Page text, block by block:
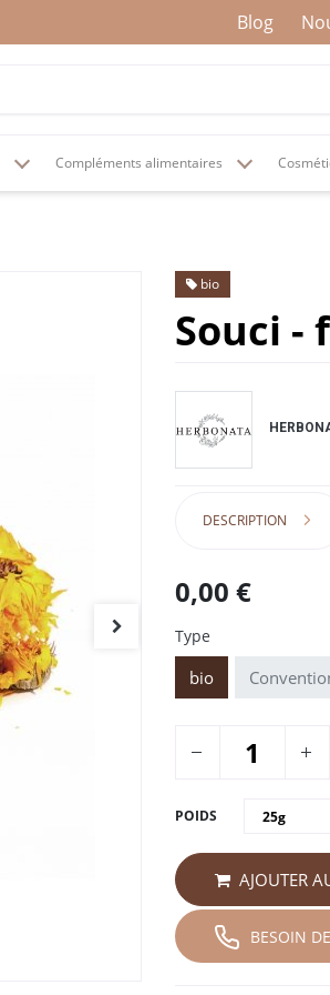
Blog
Compléments alimentaires
bio
Souci -
DESCRIPTION
0,00 €
Type
bio
POIDS
AJOUTER
BESOIN